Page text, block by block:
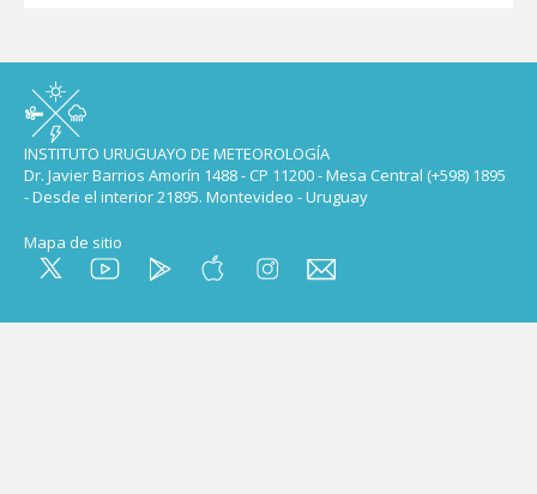
INSTITUTO URUGUAYO DE METEOROLOGÍA
Dr. Javier Barrios Amorín 1488 - CP 11200 - Mesa Central (+598) 1895
- Desde el interior 21895. Montevideo - Uruguay
Mapa de sitio